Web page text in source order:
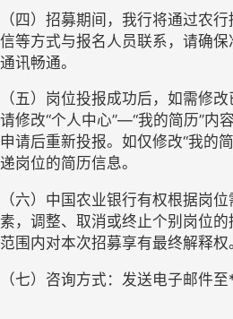
（四）招募期间，我行将通过农
信等方式与报名人员联系，请确
通讯畅通。
（五）岗位投报成功后，如需修
请修改“个人中心”—“我的简历”内
申请后重新投报。如仅修改“我的
递岗位的简历信息。
（六）中国农业银行有权根据岗
素，调整、取消或终止个别岗位
范围内对本次招募享有最终解释权
（七）咨询方式：发送电子邮件